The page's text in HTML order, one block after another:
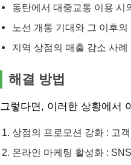
동탄에서 대중교통 이용 시
노선 개통 기대와 그 이후의
지역 상점의 매출 감소 사례
해결 방법
그렇다면, 이러한 상황에서
상점의 프로모션 강화 : 고
온라인 마케팅 활성화 :